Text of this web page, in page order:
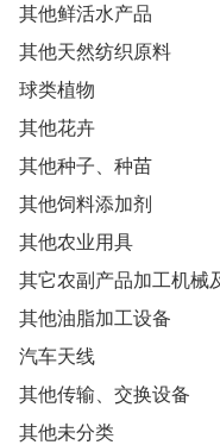
其他鲜活水产品
其他天然纺织原料
球类植物
其他花卉
其他种子、种苗
其他饲料添加剂
其他农业用具
其它农副产品加工机械
其他油脂加工设备
汽车天线
其他传输、交换设备
其他未分类